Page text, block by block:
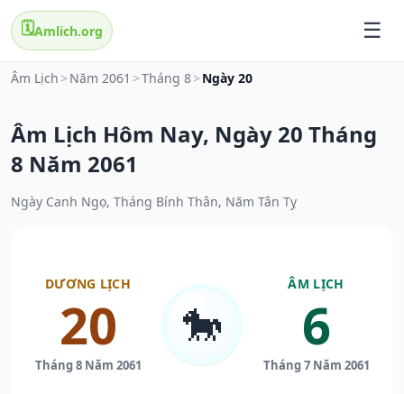
🗓️Amlich.org
Âm Lịch > Năm 2061 >Tháng 8> Ngày 20
Âm Lịch Hôm Nay, Ngày 20 Tháng
8 Năm 2061
Ngày Canh Ngọ, Tháng Bính Thân, Năm Tân Tỵ
DƯƠNG LỊCH
20
Tháng 8 Năm 2061
🐎
ÂM LỊCH
6
Tháng 7 Năm 2061